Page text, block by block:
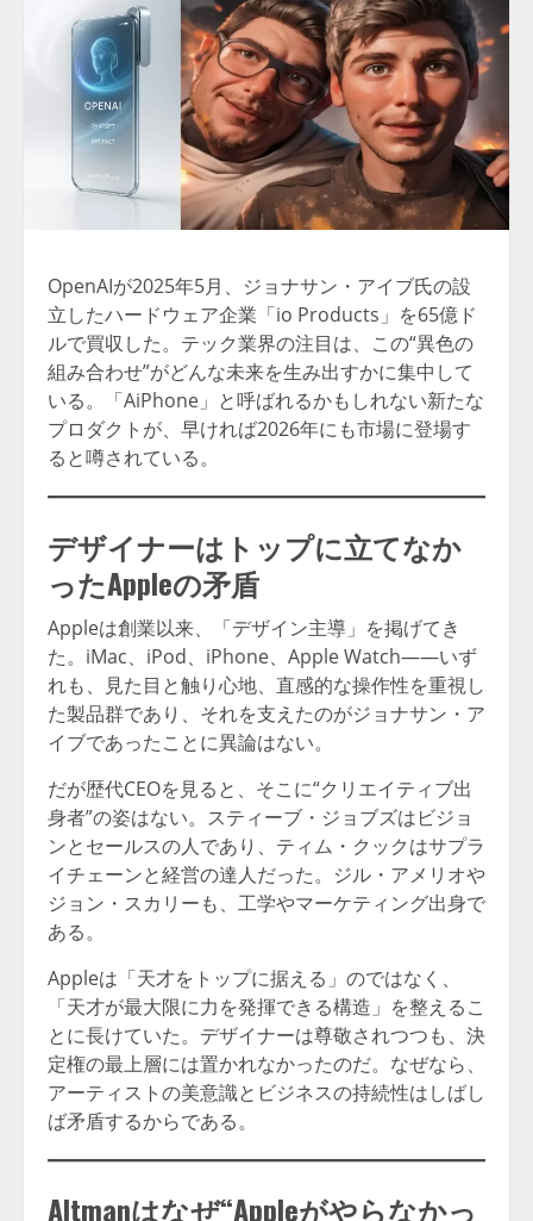
OpenAIが2025年5月、ジョナサン・アイブ氏の設
立したハードウェア企業「io Products」を65億ド
ルで買収した。テック業界の注目は、この“異色の
組み合わせ”がどんな未来を生み出すかに集中して
いる。「AiPhone」と呼ばれるかもしれない新たな
プロダクトが、早ければ2026年にも市場に登場す
ると噂されている。
デザイナーはトップに立てなか
ったAppleの矛盾
Appleは創業以来、「デザイン主導」を掲げてき
た。iMac、iPod、iPhone、Apple Watch——いず
れも、見た目と触り心地、直感的な操作性を重視し
た製品群であり、それを支えたのがジョナサン・ア
イブであったことに異論はない。
だが歴代CEOを見ると、そこに“クリエイティブ出
身者”の姿はない。スティーブ・ジョブズはビジョ
ンとセールスの人であり、ティム・クックはサプラ
イチェーンと経営の達人だった。ジル・アメリオや
ジョン・スカリーも、工学やマーケティング出身で
ある。
Appleは「天才をトップに据える」のではなく、
「天才が最大限に力を発揮できる構造」を整えるこ
とに長けていた。デザイナーは尊敬されつつも、決
定権の最上層には置かれなかったのだ。なぜなら、
アーティストの美意識とビジネスの持続性はしばし
ば矛盾するからである。
Altmanはなぜ“Appleがやらなかっ